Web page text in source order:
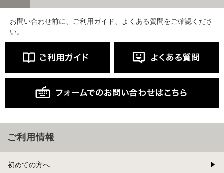
お問い合わせ前に、ご利用ガイド、よくある質問をご確認くださ
い。
ご利用情報
初めての方へ